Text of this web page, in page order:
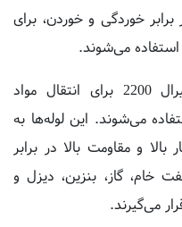
می‌شوند.
همچنین، لوله‌های کاروگیت اسپیرال 2200 برای انتقال مواد
می‌شوند. این لوله‌ها به
و مقاومت بالا در برابر
خام، گاز، بنزین، دیزل و
می‌گیرند.
به طور کلی، لوله‌های کاروگیت اسپیرال 2200 با ویژگی‌هایی مانند